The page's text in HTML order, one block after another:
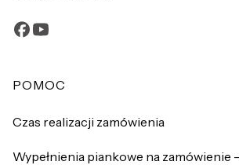
Linki w stopce
POMOC
Czas realizacji zamówienia
Wypełnienia piankowe na zamówienie -